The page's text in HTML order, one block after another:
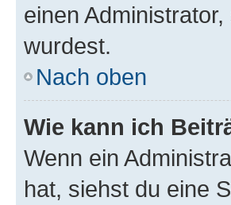
einen
wurdest.
Nach oben
Wie kann ich
Wenn ein
hat, siehst du eine